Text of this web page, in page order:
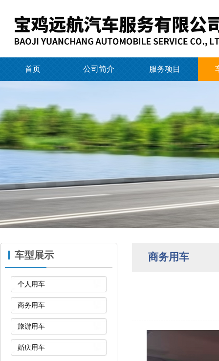
首页 公司简介 服务项目
车型展示
个人用车
商务用车
旅游用车
婚庆用车
商务用车